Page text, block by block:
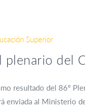
Superior
plenario del
resultado del 86º
enviada al Ministerio